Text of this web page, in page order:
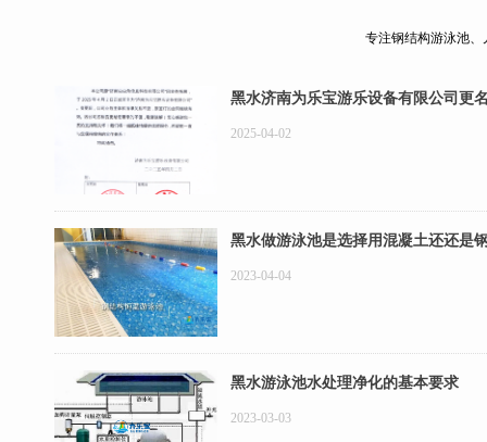
专注钢结构游泳池
黑水济南为乐宝游乐设备有限公司更
2025-04-02
黑水做游泳池是选择用混凝土还还是
2023-04-04
黑水游泳池水处理净化的基本要求
2023-03-03